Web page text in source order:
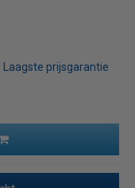
prijsgarantie